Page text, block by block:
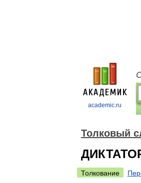
academic.ru
Толковый
Толкование